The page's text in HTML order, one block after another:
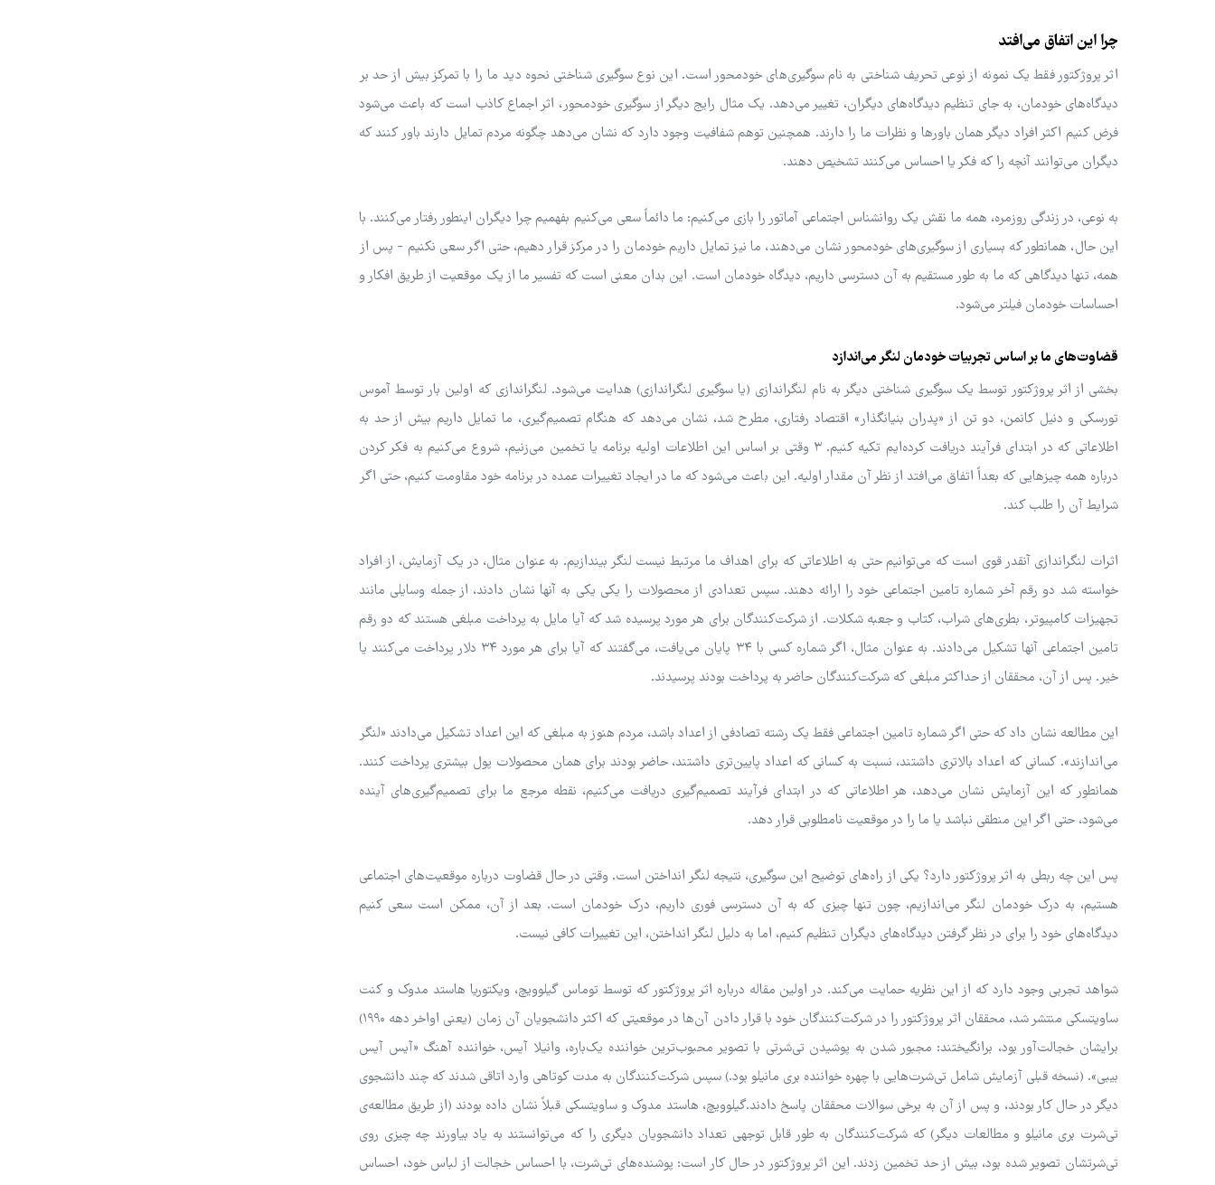
چرا این اتفاق می‌افتد
اثر پروژکتور فقط یک نمونه از نوعی تحریف شناختی به نام سوگیری‌های خودمحور است. این نوع سوگیری شناختی نحوه دید ما را با تمرکز بیش از حد بر
دیدگاه‌های خودمان، به جای تنظیم دیدگاه‌های دیگران، تغییر می‌دهد. یک مثال رایج دیگر از سوگیری خودمحور، اثر اجماع کاذب است که باعث می‌شود
فرض کنیم اکثر افراد دیگر همان باورها و نظرات ما را دارند. همچنین توهم شفافیت وجود دارد که نشان می‌دهد چگونه مردم تمایل دارند باور کنند که
دیگران می‌توانند آنچه را که فکر یا احساس می‌کنند تشخیص دهند.
به نوعی، در زندگی روزمره، همه ما نقش یک روانشناس اجتماعی آماتور را بازی می‌کنیم: ما دائماً سعی می‌کنیم بفهمیم چرا دیگران اینطور رفتار می‌کنند. با
این حال، همانطور که بسیاری از سوگیری‌های خودمحور نشان می‌دهند، ما نیز تمایل داریم خودمان را در مرکز قرار دهیم، حتی اگر سعی نکنیم - پس از
همه، تنها دیدگاهی که ما به طور مستقیم به آن دسترسی داریم، دیدگاه خودمان است. این بدان معنی است که تفسیر ما از یک موقعیت از طریق افکار و
احساسات خودمان فیلتر می‌شود.
قضاوت‌های ما بر اساس تجربیات خودمان لنگر می‌اندازد
بخشی از اثر پروژکتور توسط یک سوگیری شناختی دیگر به نام لنگراندازی (یا سوگیری لنگراندازی) هدایت می‌شود. لنگراندازی که اولین بار توسط آموس
تورسکی و دنیل کانمن، دو تن از «پدران بنیانگذار» اقتصاد رفتاری، مطرح شد، نشان می‌دهد که هنگام تصمیم‌گیری، ما تمایل داریم بیش از حد به
اطلاعاتی که در ابتدای فرآیند دریافت کرده‌ایم تکیه کنیم. ۳ وقتی بر اساس این اطلاعات اولیه برنامه یا تخمین می‌زنیم، شروع می‌کنیم به فکر کردن
درباره همه چیزهایی که بعداً اتفاق می‌افتد از نظر آن مقدار اولیه. این باعث می‌شود که ما در ایجاد تغییرات عمده در برنامه خود مقاومت کنیم، حتی اگر
شرایط آن را طلب کند.
اثرات لنگراندازی آنقدر قوی است که می‌توانیم حتی به اطلاعاتی که برای اهداف ما مرتبط نیست لنگر بیندازیم. به عنوان مثال، در یک آزمایش، از افراد
خواسته شد دو رقم آخر شماره تامین اجتماعی خود را ارائه دهند. سپس تعدادی از محصولات را یکی یکی به آنها نشان دادند، از جمله وسایلی مانند
تجهیزات کامپیوتر، بطری‌های شراب، کتاب و جعبه شکلات. از شرکت‌کنندگان برای هر مورد پرسیده شد که آیا مایل به پرداخت مبلغی هستند که دو رقم
تامین اجتماعی آنها تشکیل می‌دادند. به عنوان مثال، اگر شماره کسی با ۳۴ پایان می‌یافت، می‌گفتند که آیا برای هر مورد ۳۴ دلار پرداخت می‌کنند یا
خیر. پس از آن، محققان از حداکثر مبلغی که شرکت‌کنندگان حاضر به پرداخت بودند پرسیدند.
این مطالعه نشان داد که حتی اگر شماره تامین اجتماعی فقط یک رشته تصادفی از اعداد باشد، مردم هنوز به مبلغی که این اعداد تشکیل می‌دادند «لنگر
می‌اندازند». کسانی که اعداد بالاتری داشتند، نسبت به کسانی که اعداد پایین‌تری داشتند، حاضر بودند برای همان محصولات پول بیشتری پرداخت کنند.
همانطور که این آزمایش نشان می‌دهد، هر اطلاعاتی که در ابتدای فرآیند تصمیم‌گیری دریافت می‌کنیم، نقطه مرجع ما برای تصمیم‌گیری‌های آینده
می‌شود، حتی اگر این منطقی نباشد یا ما را در موقعیت نامطلوبی قرار دهد.
پس این چه ربطی به اثر پروژکتور دارد؟ یکی از راه‌های توضیح این سوگیری، نتیجه لنگر انداختن است. وقتی در حال قضاوت درباره موقعیت‌های اجتماعی
هستیم، به درک خودمان لنگر می‌اندازیم، چون تنها چیزی که به آن دسترسی فوری داریم، درک خودمان است. بعد از آن، ممکن است سعی کنیم
دیدگاه‌های خود را برای در نظر گرفتن دیدگاه‌های دیگران تنظیم کنیم، اما به دلیل لنگر انداختن، این تغییرات کافی نیست.
شواهد تجربی وجود دارد که از این نظریه حمایت می‌کند. در اولین مقاله درباره اثر پروژکتور که توسط توماس گیلوویچ، ویکتوریا هاستد مدوک و کنت
ساویتسکی منتشر شد، محققان اثر پروژکتور را در شرکت‌کنندگان خود با قرار دادن آن‌ها در موقعیتی که اکثر دانشجویان آن زمان (یعنی اواخر دهه ۱۹۹۰)
برایشان خجالت‌آور بود، برانگیختند: مجبور شدن به پوشیدن تی‌شرتی با تصویر محبوب‌ترین خواننده یک‌باره، وانیلا آیس، خواننده آهنگ «آیس آیس
بیبی». (نسخه قبلی آزمایش شامل تی‌شرت‌هایی با چهره خواننده بری مانیلو بود.) سپس شرکت‌کنندگان به مدت کوتاهی وارد اتاقی شدند که چند دانشجوی
دیگر در حال کار بودند، و پس از آن به برخی سوالات محققان پاسخ دادند.گیلوویچ، هاستد مدوک و ساویتسکی قبلاً نشان داده بودند (از طریق مطالعه‌ی
تی‌شرت بری مانیلو و مطالعات دیگر) که شرکت‌کنندگان به طور قابل توجهی تعداد دانشجویان دیگری را که می‌توانستند به یاد بیاورند چه چیزی روی
تی‌شرتشان تصویر شده بود، بیش از حد تخمین زدند. این اثر پروژکتور در حال کار است: پوشنده‌های تی‌شرت، با احساس خجالت از لباس خود، احساس